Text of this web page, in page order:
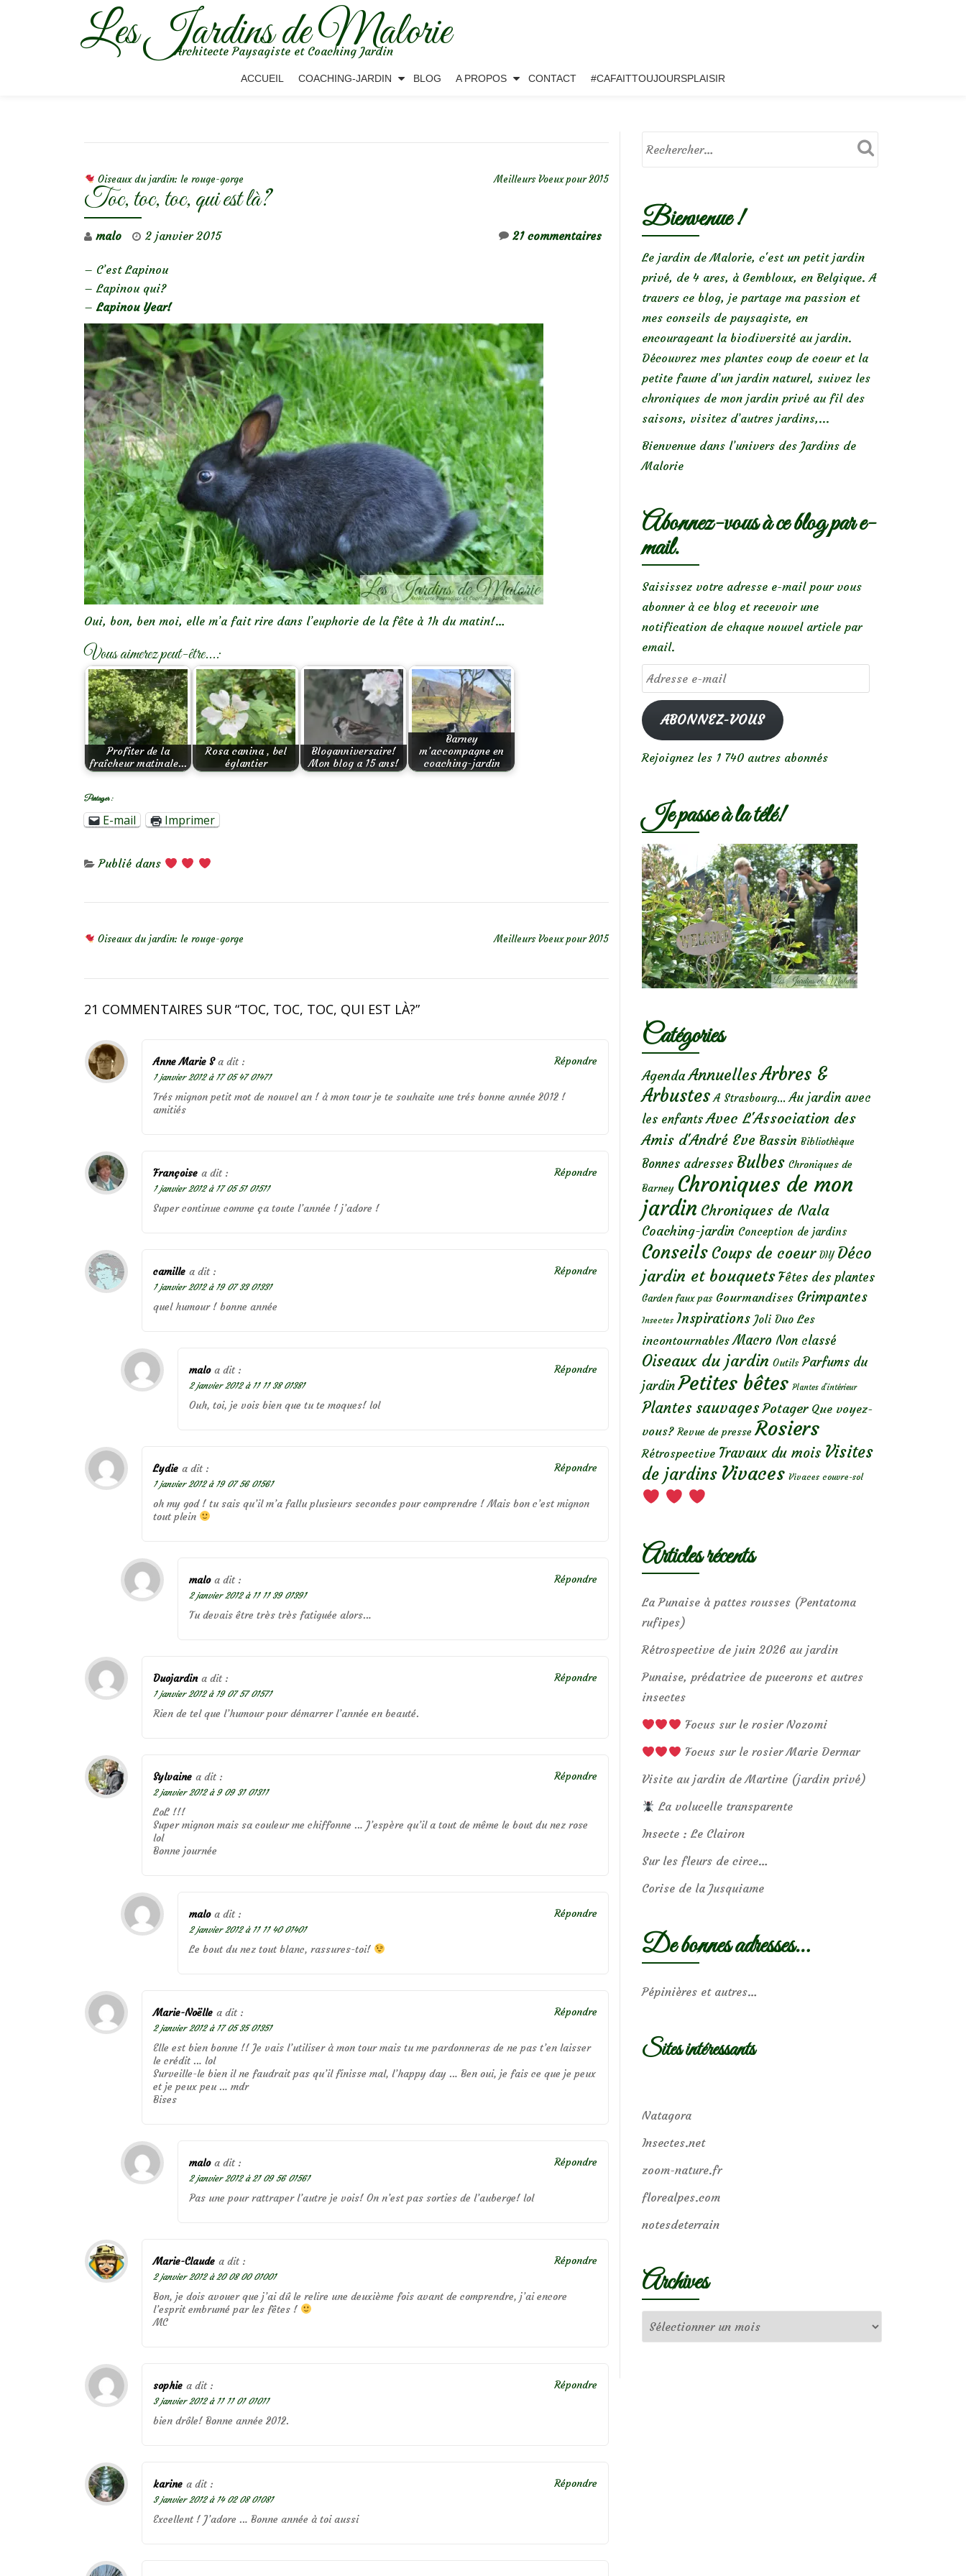
Les Jardins de Malorie
Architecte Paysagiste et Coaching Jardin
ACCUEIL COACHING-JARDIN BLOG A PROPOS CONTACT #CAFAITTOUJOURSPLAISIR
Oiseaux du jardin: le rouge-gorge Meilleurs Voeux pour 2015
Toc, toc, toc, qui est là?
malo 2 janvier 2015 21 commentaires
– C’est Lapinou
– Lapinou qui?
–Lapinou Year!
Oui, bon, ben moi, elle m’a fait rire dans l’euphorie de la fête à 1h du matin!…
Vous aimerez peut-être...:
Profiter de la
fraîcheur matinale…
Rosa canina , bel
églantier
Bloganniversaire!
Mon blog a 15 ans!
Barney
m’accompagne en
coaching-jardin
Partager :
E-mail Imprimer
Publié dans
Oiseaux du jardin: le rouge-gorge Meilleurs Voeux pour 2015
21 COMMENTAIRES SUR “TOC, TOC, TOC, QUI EST LÀ?”
Anne Marie S a dit :
1 janvier 2012 à 17 05 47 01471
Trés mignon petit mot de nouvel an ! à mon tour je te souhaite une trés bonne année 2012 !
amitiés
Répondre
Françoise a dit :
1 janvier 2012 à 17 05 51 01511
Super continue comme ça toute l’année ! j’adore !
Répondre
camille a dit :
1 janvier 2012 à 19 07 33 01331
quel humour ! bonne année
Répondre
malo a dit :
2 janvier 2012 à 11 11 38 01381
Ouh, toi, je vois bien que tu te moques! lol
Répondre
Lydie a dit :
1 janvier 2012 à 19 07 56 01561
oh my god ! tu sais qu’il m’a fallu plusieurs secondes pour comprendre ! Mais bon c’est mignon
tout plein
Répondre
malo a dit :
2 janvier 2012 à 11 11 39 01391
Tu devais être très très fatiguée alors…
Répondre
Duojardin a dit :
1 janvier 2012 à 19 07 57 01571
Rien de tel que l’humour pour démarrer l’année en beauté.
Répondre
Sylvaine a dit :
2 janvier 2012 à 9 09 31 01311
LoL !!!
Super mignon mais sa couleur me chiffonne … J’espère qu’il a tout de même le bout du nez rose
lol
Bonne journée
Répondre
malo a dit :
2 janvier 2012 à 11 11 40 01401
Le bout du nez tout blanc, rassures-toi!
Répondre
Marie-Noëlle a dit :
2 janvier 2012 à 17 05 35 01351
Elle est bien bonne !! Je vais l’utiliser à mon tour mais tu me pardonneras de ne pas t’en laisser
le crédit … lol
Surveille-le bien il ne faudrait pas qu’il finisse mal, l’happy day … Ben oui, je fais ce que je peux
et je peux peu … mdr
Bises
Répondre
malo a dit :
2 janvier 2012 à 21 09 56 01561
Pas une pour rattraper l’autre je vois! On n’est pas sorties de l’auberge! lol
Répondre
Marie-Claude a dit :
2 janvier 2012 à 20 08 00 01001
Bon, je dois avouer que j’ai dû le relire une deuxième fois avant de comprendre, j’ai encore
l’esprit embrumé par les fêtes !
MC
Répondre
sophie a dit :
3 janvier 2012 à 11 11 01 01011
bien drôle! Bonne année 2012.
Répondre
karine a dit :
3 janvier 2012 à 14 02 08 01081
Excellent ! J’adore … Bonne année à toi aussi
Répondre
Bienvenue !
Le jardin de Malorie, c'est un petit jardin
privé, de 4 ares, à Gembloux, en Belgique. A
travers ce blog, je partage ma passion et
mes conseils de paysagiste, en
encourageant la biodiversité au jardin.
Découvrez mes plantes coup de coeur et la
petite faune d’un jardin naturel, suivez les
chroniques de mon jardin privé au fil des
saisons, visitez d’autres jardins,...
Bienvenue dans l’univers des Jardins de
Malorie
Abonnez-vous à ce blog par e-
mail.
Saisissez votre adresse e-mail pour vous
abonner à ce blog et recevoir une
notification de chaque nouvel article par
email.
Adresse
e-
mailABONNEZ-VOUS
Rejoignez les 1 740 autres abonnés
Je passe à la télé!
Catégories
Agenda AnnuellesArbres &
Arbustes A Strasbourg... Au jardin avec
les enfants Avec L'Association des
Amis d'André Eve Bassin Bibliothèque
Bonnes adresses Bulbes Chroniques de
Barney Chroniques de mon
jardin Chroniques de Nala
Coaching-jardin Conception de jardins
Conseils Coups de coeur DIY Déco
jardin et bouquets Fêtes des plantes
Garden faux pas Gourmandises Grimpantes
Insectes Inspirations Joli Duo Les
incontournables Macro Non classé
Oiseaux du jardin Outils Parfums du
jardin Petites bêtes Plantes d’intérieur
Plantes sauvages Potager Que voyez-
vous? Revue de presse Rosiers
Rétrospective Travaux du mois Visites
de jardins Vivaces Vivaces couvre-sol
Articles récents
La Punaise à pattes rousses (Pentatoma
rufipes)
Rétrospective de juin 2026 au jardin
Punaise, prédatrice de pucerons et autres
insectes
Focus sur le rosier Nozomi
Focus sur le rosier Marie Dermar
Visite au jardin de Martine (jardin privé)
La volucelle transparente
Insecte : Le Clairon
Sur les fleurs de circe…
Corise de la Jusquiame
De bonnes adresses…
Pépinières et autres…
Sites intéressants
Natagora
Insectes.net
zoom-nature.fr
florealpes.com
notesdeterrain
Archives
Archives